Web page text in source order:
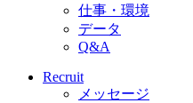
仕事・環境
データ
Q&A
Recruit
メッセージ